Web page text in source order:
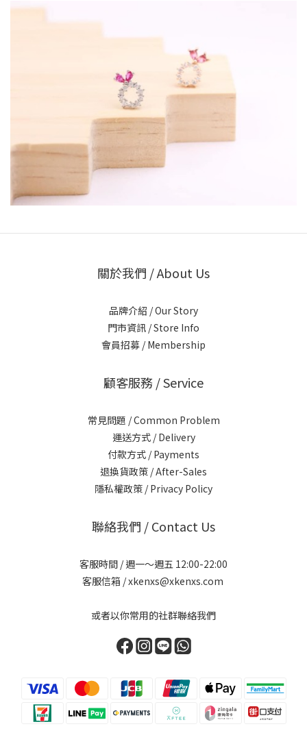
關於我們 / About Us
品牌介紹 / Our Story
門市資訊 / Store Info
會員招募 / Membership
顧客服務 / Service
常見問題 / Common Problem
運送方式 / Delivery
付款方式 / Payments
退換貨政策 / After-Sales
隱私權政策 / Privacy Policy
聯絡我們 / Contact Us
客服時間 / 週一～週五 12:00-22:00
客服信箱 / xkenxs@xkenxs.com
或者以你常用的社群聯絡我們